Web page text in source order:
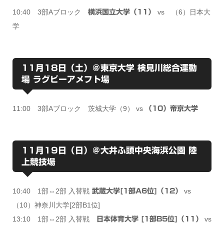
10:40 3部Aブロック 横浜国立大学（11） vs （6）日本大
学
11月18日（土）＠東京大学 検見川総合運動
場 ラグビーアメフト場
11:00 3部Aブロック 茨城大学（9） vs （10）帝京大学
11月19日（日）＠大井ふ頭中央海浜公園 陸
上競技場
10:40 1部⇔2部 入替戦 武蔵大学[1部A6位]（12）
vs
（10）神奈川大学[2部B1位]
13:10 1部⇔2部 入替戦
日本体育大学 [1部B5位]（11）
vs